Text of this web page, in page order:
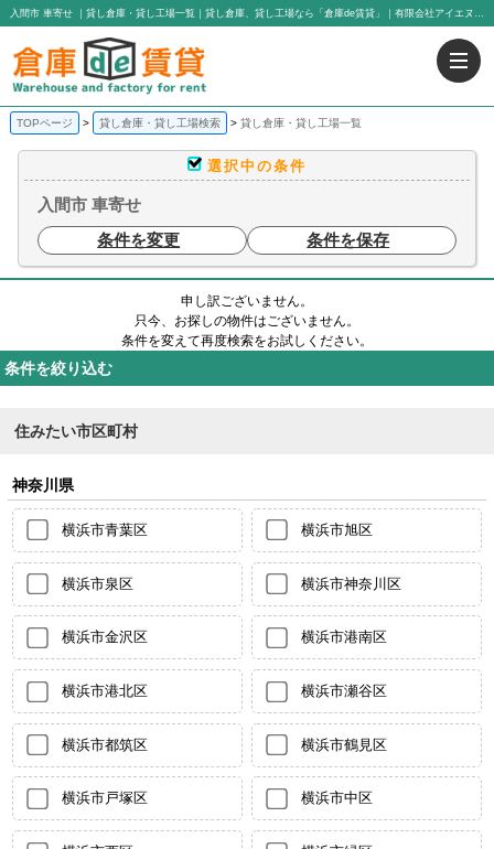
入間市 車寄せ ｜貸し倉庫・貸し工場一覧｜貸し倉庫、貸し工場なら「倉庫de賃貸」｜有限会社アイエヌジー・トゥエンティーワン
TOPページ 貸し倉庫・貸し工場検索 貸し倉庫・貸し工場一覧
選択中の条件
入間市 車寄せ
条件を変更
条件を保存
申し訳ございません。
只今、お探しの物件はございません。
条件を変えて再度検索をお試しください。
条件を絞り込む
住みたい市区町村
神奈川県
横浜市青葉区 横浜市旭区
横浜市泉区 横浜市神奈川区
横浜市金沢区 横浜市港南区
横浜市港北区 横浜市瀬谷区
横浜市都筑区 横浜市鶴見区
横浜市戸塚区 横浜市中区